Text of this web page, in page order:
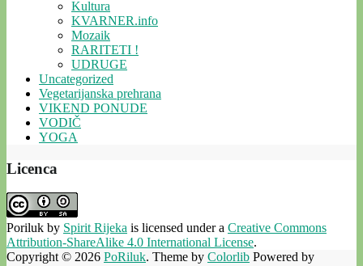
Kultura
KVARNER.info
Mozaik
RARITETI !
UDRUGE
Uncategorized
Vegetarijanska prehrana
VIKEND PONUDE
VODIČ
YOGA
Licenca
Poriluk by Spirit Rijeka is licensed under a Creative Commons
Attribution-ShareAlike 4.0 International License.
Copyright © 2026 PoRiluk. Theme by Colorlib Powered by